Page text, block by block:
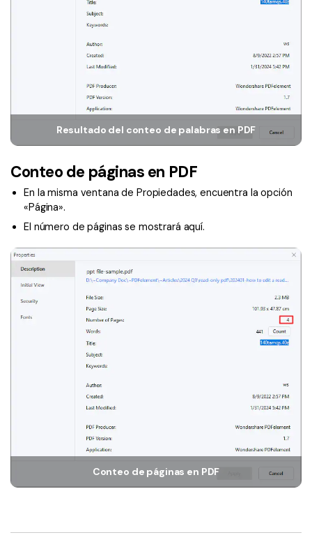
Resultado del conteo de palabras en PDF
Conteo de páginas en PDF
En la misma ventana de Propiedades, encuentra la opción
«Página».
El número de páginas se mostrará aquí.
Conteo de páginas en PDF